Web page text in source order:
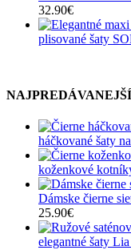
32.90€
plisované šaty
háčkované šaty
koženkové
Dámske čierne
25.90€
elegantné šaty Lia